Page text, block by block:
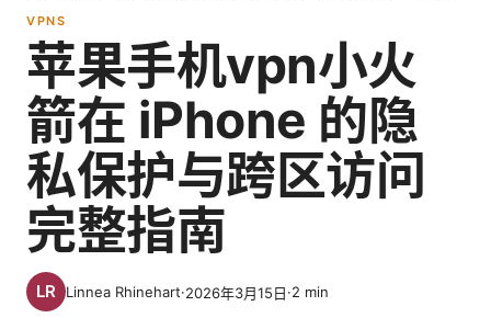
VPNS
苹果手机vpn小火
箭在 iPhone 的隐
私保护与跨区访问
完整指南
Linnea Rhinehart·2026年3月15日·2 min